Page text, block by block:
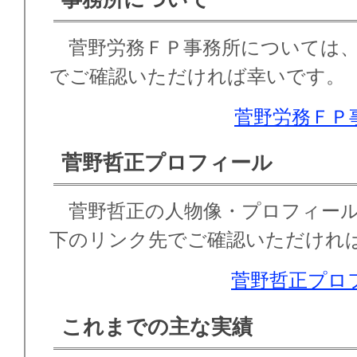
菅野労務ＦＰ事務所については
でご確認いただければ幸いです。
菅野労務ＦＰ
菅野哲正プロフィール
菅野哲正の人物像・プロフィー
下のリンク先でご確認いただけれ
菅野哲正プロ
これまでの主な実績